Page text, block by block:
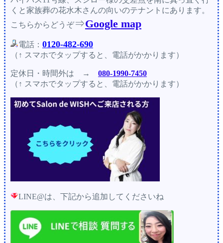
くと家族葬の花水木さんの向いのテナントにあります。
こちらからどうぞ⇒Google map
電話： 0120-482-690
（↑ スマホでタップすると、電話がかかります）
定休日・時間外は →
080-1990-7450
（↑ スマホでタップすると、電話がかかります）
LINE@は、下記から追加してくださいね